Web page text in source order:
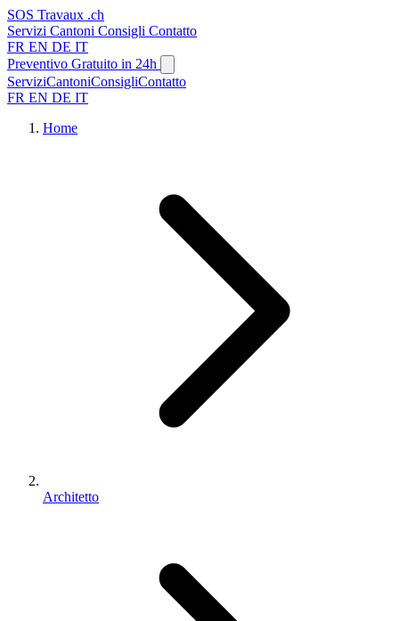
SOS Travaux .ch
Servizi Cantoni Consigli Contatto
FR EN DE IT
Preventivo Gratuito in 24h
ServiziCantoniConsigliContatto
FR EN DE IT
Home
Architetto